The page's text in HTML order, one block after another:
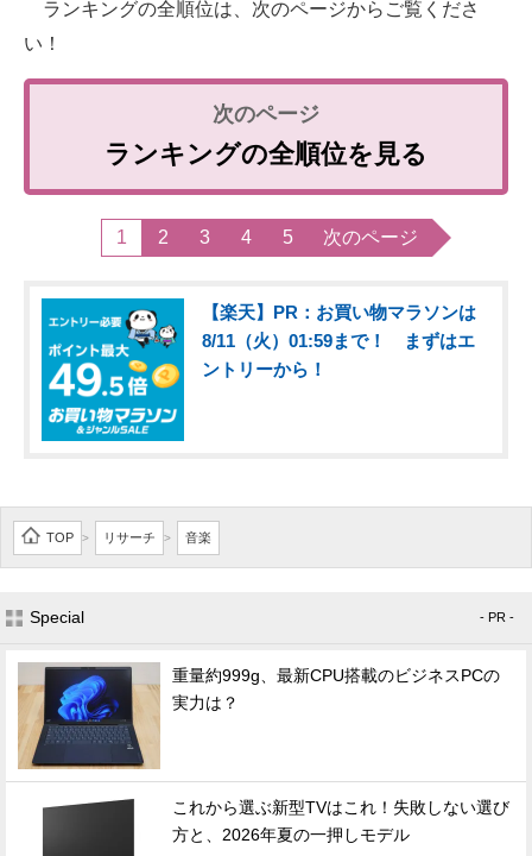
ランキングの全順位は、次のページからご覧くださ
い！
ランキングの全順位を見る
1 2 3 4 5 次のページ
【楽天】PR：お買い物マラソンは
8/11（火）01:59まで！ まずはエ
ントリーから！
TOP > リサーチ > 音楽
Special - PR -
重量約999g、最新CPU搭載のビジネスPCの
実力は？
これから選ぶ新型TVはこれ！失敗しない選び
方と、2026年夏の一押しモデル